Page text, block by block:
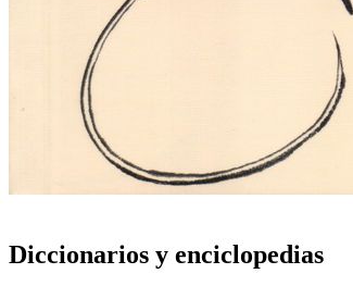
Diccionarios y enciclopedias